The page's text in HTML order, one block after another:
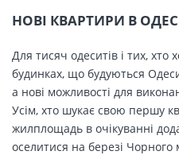
НОВІ КВАРТИРИ В
Для тисяч одеситів і тих,
будинках, що будуються
а нові можливості для
Усім, хто шукає свою першу
жилплощадь в очікуванні
оселитися на березі